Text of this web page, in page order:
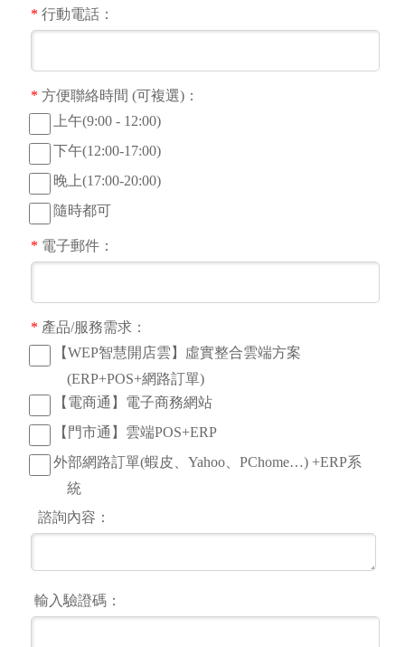
* 行動電話：
* 方便聯絡時間 (可複選)：
上午(9:00 - 12:00)
下午(12:00-17:00)
晚上(17:00-20:00)
隨時都可
* 電子郵件：
* 產品/服務需求：
【WEP智慧開店雲】虛實整合雲端方案
(ERP+POS+網路訂單)
【電商通】電子商務網站
【門市通】雲端POS+ERP
外部網路訂單(蝦皮、Yahoo、PChome…) +ERP系
統
諮詢內容：
輸入驗證碼：